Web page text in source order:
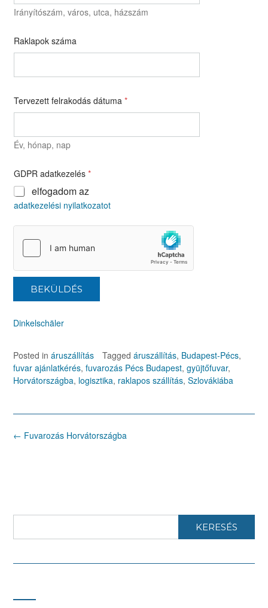
Irányítószám, város, utca, házszám
Raklapok száma
Tervezett felrakodás dátuma *
Év, hónap, nap
GDPR adatkezelés *
elfogadom az
adatkezelési nyilatkozatot
BEKÜLDÉS
Dinkelschäler
Posted in áruszállítás Tagged áruszállítás, Budapest-Pécs,
fuvar ajánlatkérés, fuvarozás Pécs Budapest, gyüjtőfuvar,
Horvátországba, logisztika, raklapos szállítás, Szlovákiába
Post
← Fuvarozás Horvátországba
KERESÉS